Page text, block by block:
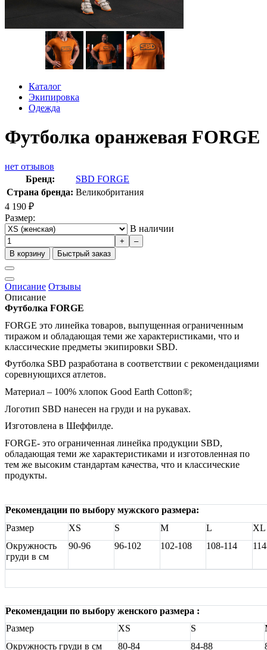
Каталог
Экипировка
Одежда
Футболка оранжевая FORGE
нет отзывов
Бренд:
SBD FORGE
Страна бренда: Великобритания
4 190 ₽
Размер:
В наличии
+
–
В корзину
Быстрый заказ
Описание Отзывы
Описание
Футболка FORGE
FORGE это линейка товаров, выпущенная ограниченным
тиражом и обладающая теми же характеристиками, что и
классические предметы экипировки SBD.
Футболка SBD разработана в соответствии с рекомендациями
соревнующихся атлетов.
Материал – 100% хлопок Good Earth Cotton®;
Логотип SBD нанесен на груди и на рукавах.
Изготовлена в Шеффилде.
FORGE- это ограниченная линейка продукции SBD,
обладающая теми же характеристиками и изготовленная по
тем же высоким стандартам качества, что и классические
продукты.
Рекомендации по выбору мужского размера:
Размер
XS S M L
XL
Окружность
груди в см
90-96 96-102 102-108 108-114
Рекомендации по выбору женского размера :
Размер
XS S
Окружность груди в см
80-84 84-88